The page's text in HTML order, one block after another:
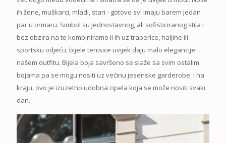
ih žene, muškarci, mladi, stari - gotovo svi imaju barem jedan
par u ormaru. Simbol su jednostavnog, ali sofisticiranog stila i
bez obzira na to kombiniramo li ih uz traperice, haljine ili
sportsku odjeću, bijele tenisice uvijek daju malo elegancije
našem outfitu. Bijela boja savršeno se slaže sa svim ostalim
bojama pa se mogu nositi uz većinu jesenske garderobe. I na
kraju, ovo je izuzetno udobna cipela koja se može nositi svaki
dan.